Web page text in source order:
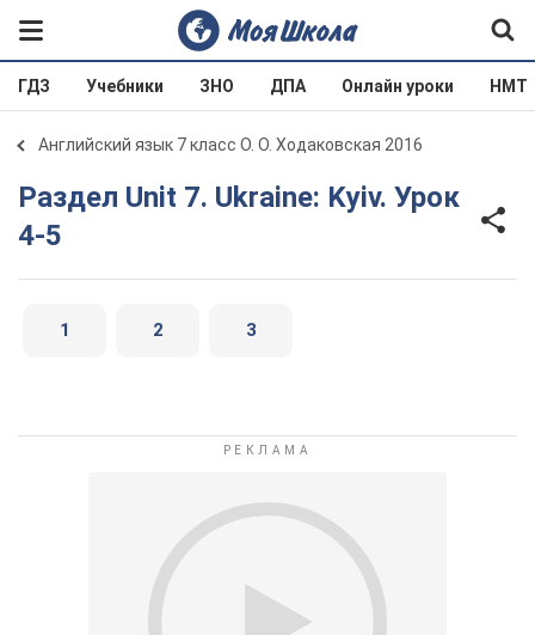
ГДЗ Учебники ЗНО ДПА Онлайн уроки НМТ
Английский язык 7 класс О. О. Ходаковская 2016
Раздел Unit 7. Ukraine: Kyiv. Урок
4-5
1 2 3